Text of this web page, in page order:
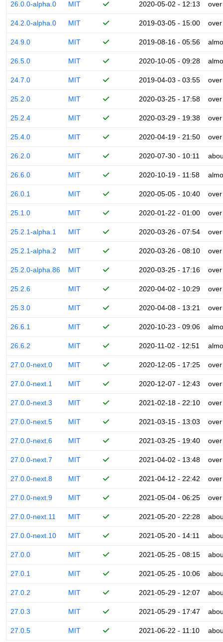
26.0.0-alpha.0 MIT 2020-05-02 - 12:13
24.2.0-alpha.0 MIT 2019-03-05 - 15:00
24.9.0 MIT 2019-08-16 - 05:56
26.5.0 MIT 2020-10-05 - 09:28
24.7.0 MIT 2019-04-03 - 03:55
25.2.0 MIT 2020-03-25 - 17:58
25.2.4 MIT 2020-03-29 - 19:38
25.4.0 MIT 2020-04-19 - 21:50
26.2.0 MIT 2020-07-30 - 10:11
26.6.0 MIT 2020-10-19 - 11:58
26.0.1 MIT 2020-05-05 - 10:40
25.1.0 MIT 2020-01-22 - 01:00
25.2.1-alpha.1 MIT 2020-03-26 - 07:54
25.2.1-alpha.2 MIT 2020-03-26 - 08:10
25.2.0-alpha.86 MIT 2020-03-25 - 17:16
25.2.6 MIT 2020-04-02 - 10:29
25.3.0 MIT 2020-04-08 - 13:21
26.6.1 MIT 2020-10-23 - 09:06
26.6.2 MIT 2020-11-02 - 12:51
27.0.0-next.0 MIT 2020-12-05 - 17:25
27.0.0-next.1 MIT 2020-12-07 - 12:43
27.0.0-next.3 MIT 2021-02-18 - 22:10
27.0.0-next.5 MIT 2021-03-15 - 13:03
27.0.0-next.6 MIT 2021-03-25 - 19:40
27.0.0-next.7 MIT 2021-04-02 - 13:48
27.0.0-next.8 MIT 2021-04-12 - 22:42
27.0.0-next.9 MIT 2021-05-04 - 06:25
27.0.0-next.11 MIT 2021-05-20 - 22:28
27.0.0-next.10 MIT 2021-05-20 - 14:11
27.0.0 MIT 2021-05-25 - 08:15
27.0.1 MIT 2021-05-25 - 10:06
27.0.2 MIT 2021-05-29 - 12:07
27.0.3 MIT 2021-05-29 - 17:47
27.0.5 MIT 2021-06-22 - 11:10